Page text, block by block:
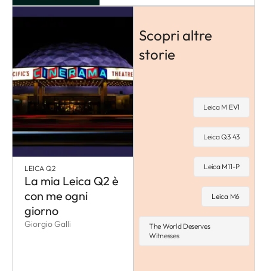
LEICA Q2
La mia Leica Q2 è
con me ogni
giorno
Giorgio Galli
Scopri altre
storie
Leica M EV1
Leica Q3 43
Leica M11-P
Leica M6
The World Deserves
Witnesses